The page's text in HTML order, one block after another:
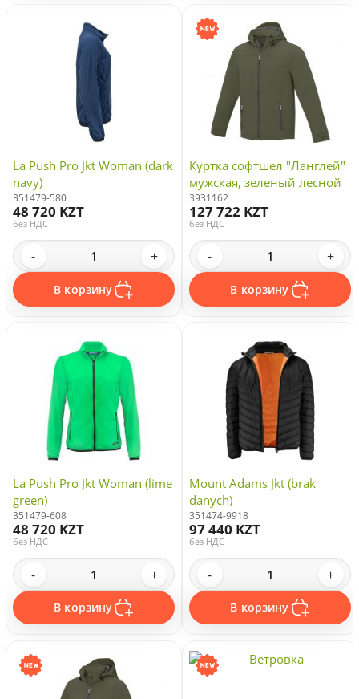
La Push Pro Jkt Woman (dark
navy)
351479-580
48 720 KZT
без НДС
- +
В корзину
Куртка софтшел "Ланглей"
мужская, зеленый лесной
3931162
127 722 KZT
без НДС
- +
В корзину
La Push Pro Jkt Woman (lime
green)
351479-608
48 720 KZT
без НДС
- +
В корзину
Mount Adams Jkt (brak
danych)
351474-9918
97 440 KZT
без НДС
- +
В корзину